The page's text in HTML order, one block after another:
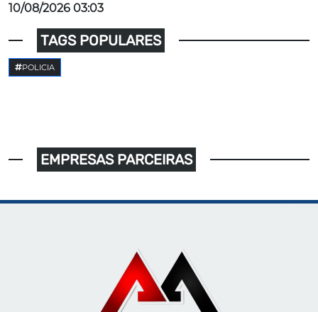
10/08/2026 03:03
TAGS POPULARES
POLICIA
EMPRESAS PARCEIRAS